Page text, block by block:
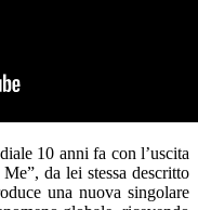
10 anni fa con l’uscita
da lei stessa descritto
una nuova singolare